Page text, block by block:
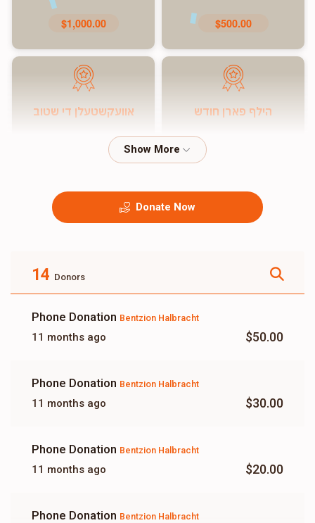
$500.00
$1,000.00
הילף פארן חודש אוועקשטעלן די שטוב
Donate Now
14 Donors
Phone Donation Bentzion Halbracht
11 months ago $50.00
Phone Donation Bentzion Halbracht
11 months ago $30.00
Phone Donation Bentzion Halbracht
11 months ago $20.00
Phone Donation Bentzion Halbracht